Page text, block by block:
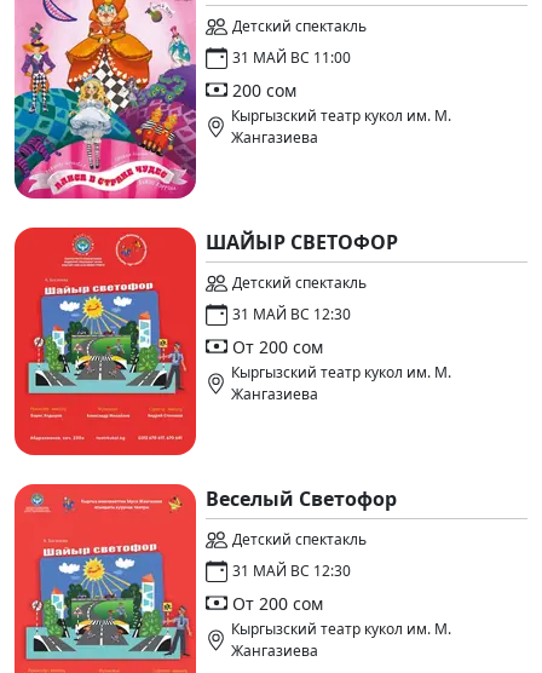
Детский спектакль
31 МАЙ ВС 11:00
200 сом
Кыргызский театр кукол им. М.
Жангазиева
ШАЙЫР СВЕТОФОР
Детский спектакль
31 МАЙ ВС 12:30
От 200 сом
Кыргызский театр кукол им. М.
Жангазиева
Веселый Светофор
Детский спектакль
31 МАЙ ВС 12:30
От 200 сом
Кыргызский театр кукол им. М.
Жангазиева